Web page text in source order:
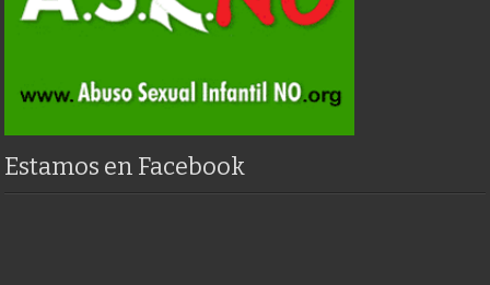
Estamos en Facebook